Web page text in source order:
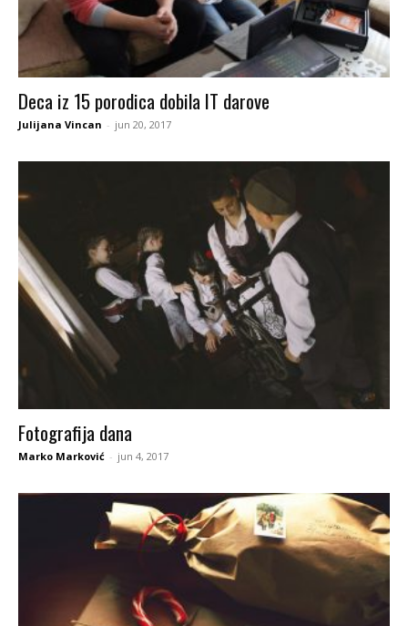
Deca iz 15 porodica dobila IT darove
Julijana Vincan - jun 20, 2017
Fotografija dana
Marko Marković - jun 4, 2017